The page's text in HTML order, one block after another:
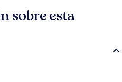
Sultanahmet está a 9 minutos y
a 10 minutos.
sobre esta